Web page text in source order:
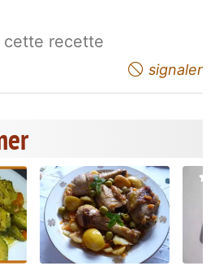
cette recette
appreciate signaler